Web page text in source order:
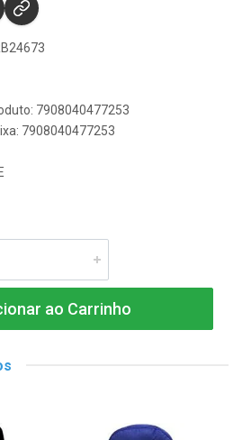
7908040477253
7908040477253
ao Carrinho